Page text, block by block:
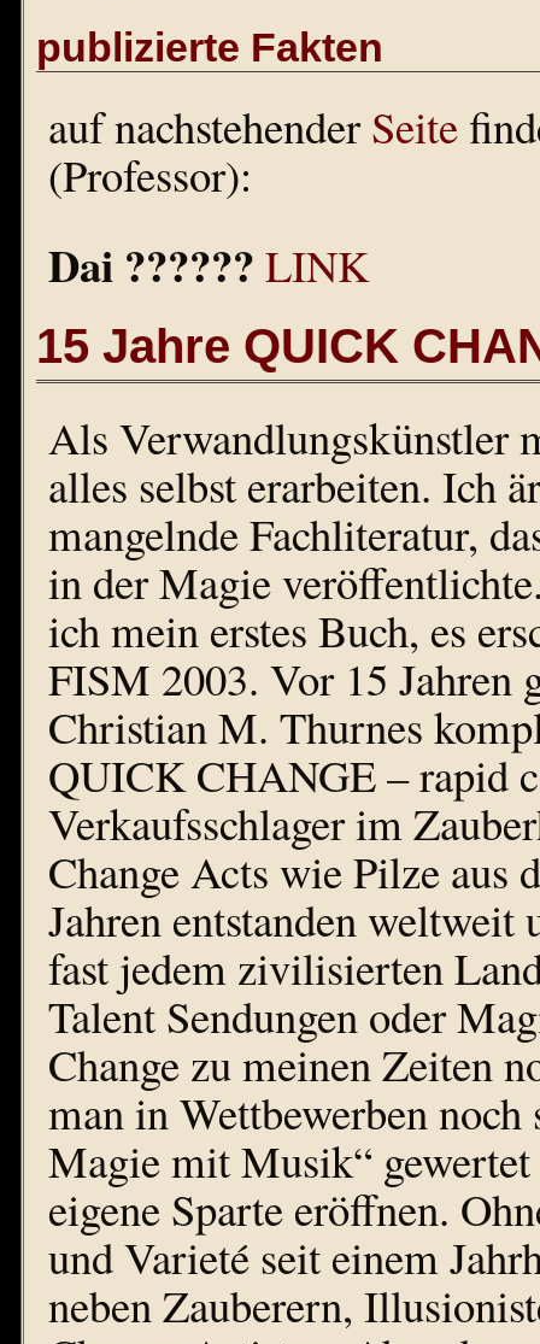
publizierte Fakten
auf nachstehenderSeite
(Professor):
Dai ?????? LINK
15 Jahre QUICK
Als Verwandlungskünstler
alles selbst erarbeiten. Ich
mangelnde Fachliteratur,
in der Magie
ich mein erstes Buch, es
FISM 2003. Vor 15 Jahren
Christian M. Thurnes
QUICK CHANGE – rapid
Verkaufsschlager im
Change Acts wie Pilze aus
Jahren entstanden
fast jedem zivilisierten
Talent Sendungen oder
Change zu meinen Zeiten
man in Wettbewerben
Magie mit Musik“
eigene Sparte eröffnen.
und Varieté seit einem
neben Zauberern,